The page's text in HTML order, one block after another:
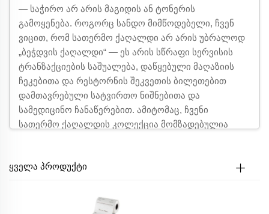
— საჭირო არ არის მაგიდის ან ტონერის
გამოყენება. როგორც სანდო მიმწოდებელი, ჩვენ
ვიცით, რომ სათერმო ქაღალდი არ არის უბრალოდ
„ბეჭდვის ქაღალდი“ — ეს არის სწრაფი სერვისის
ტრანზაქციების საშუალება, დაწყებული მაღაზიის
ჩეკებითა და რესტორნის შეკვეთის ბილეთებით
დამთავრებული სატვირთო ნიშნებითა და
სამედიცინო ჩანაწერებით. ამიტომაც, ჩვენი
სათერმო ქაღალდის კოლექცია მომზადებულია
უზრუნველყოფს სწრაფ ბეჭდვას, მოხატულობის
ნებისმიერ როლიკში.
Ჩვენი თერმოქაღალდი დამზადებულია
ᲧᲕᲔᲚᲐ ᲞᲠᲝᲓᲣᲥᲢᲘ